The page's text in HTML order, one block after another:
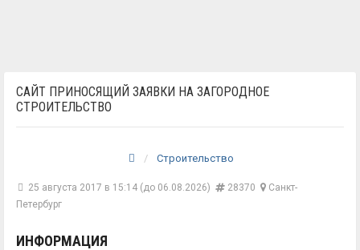
САЙТ ПРИНОСЯЩИЙ ЗАЯВКИ НА ЗАГОРОДНОЕ
СТРОИТЕЛЬСТВО
Строительство
25 августа 2017 в 15:14 (до 06.08.2026) 28370
Санкт-
Петербург
ИНФОРМАЦИЯ